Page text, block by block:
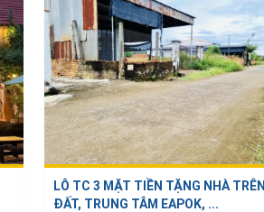
LÔ TC 3 MẶT TIỀN TẶNG NHÀ TRÊN
ĐẤT, TRUNG TÂM EAPOK, ...